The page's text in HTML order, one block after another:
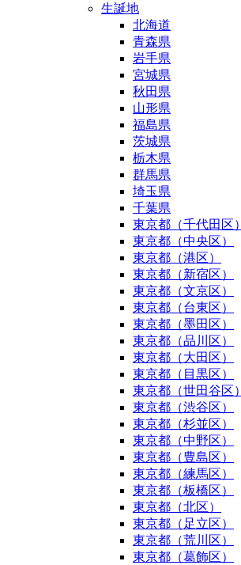
生誕地
北海道
青森県
岩手県
宮城県
秋田県
山形県
福島県
茨城県
栃木県
群馬県
埼玉県
千葉県
東京都（千代田区）
東京都（中央区）
東京都（港区）
東京都（新宿区）
東京都（文京区）
東京都（台東区）
東京都（墨田区）
東京都（品川区）
東京都（大田区）
東京都（目黒区）
東京都（世田谷区）
東京都（渋谷区）
東京都（杉並区）
東京都（中野区）
東京都（豊島区）
東京都（練馬区）
東京都（板橋区）
東京都（北区）
東京都（足立区）
東京都（荒川区）
東京都（葛飾区）